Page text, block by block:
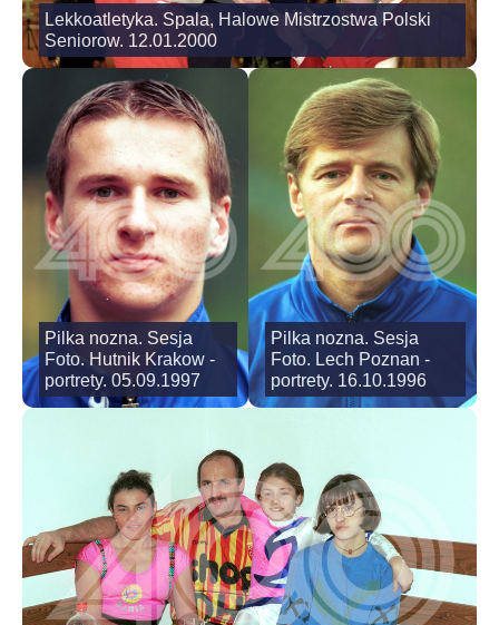
Lekkoatletyka. Spala, Halowe Mistrzostwa Polski
Seniorow. 12.01.2000
Pilka nozna. Sesja
Foto. Hutnik Krakow -
portrety. 05.09.1997
Pilka nozna. Sesja
Foto. Lech Poznan -
portrety. 16.10.1996